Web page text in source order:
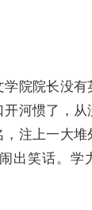
院院长没有
河惯了，从
注上一大堆
出笑话。学